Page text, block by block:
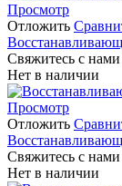
Просмотр
Отложить
Свяжитесь с
Нет в наличии
Просмотр
Отложить
Свяжитесь с
Нет в наличии